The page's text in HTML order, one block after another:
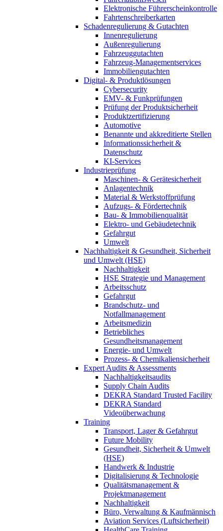
Elektronische Führerscheinkontrolle
Fahrtenschreiberkarten
Schadenregulierung & Gutachten
Innenregulierung
Außenregulierung
Fahrzeuggutachten
Fahrzeug-Managementservices
Immobiliengutachten
Digital- & Produktlösungen
Cybersecurity
EMV- & Funkprüfungen
Prüfung der Produktsicherheit
Produktzertifizierung
Automotive
Benannte und akkreditierte Stellen
Informationssicherheit &
Datenschutz
KI-Services
Industrieprüfung
Maschinen- & Gerätesicherheit
Anlagentechnik
Material & Werkstoffprüfung
Aufzugs- & Fördertechnik
Bau- & Immobilienqualität
Elektro- und Gebäudetechnik
Gefahrgut
Umwelt
Nachhaltigkeit & Gesundheit, Sicherheit
und Umwelt (HSE)
Nachhaltigkeit
HSE Strategie und Management
Arbeitsschutz
Gefahrgut
Brandschutz- und
Notfallmanagement
Arbeitsmedizin
Betriebliches
Gesundheitsmanagement
Energie- und Umwelt
Prozess- & Chemikaliensicherheit
Expert Audits & Assessments
Nachhaltigkeitsaudits
Supply Chain Audits
DEKRA Standard Trusted Facility
DEKRA Standard
Videoüberwachung
Training
Transport, Lager & Gefahrgut
Future Mobility
Gesundheit, Sicherheit & Umwelt
(HSE)
Handwerk & Industrie
Digitalisierung & Technologie
Qualitätsmanagement &
Projektmanagement
Nachhaltigkeit
Büro, Verwaltung & Kaufmännisch
Aviation Services (Luftsicherheit)